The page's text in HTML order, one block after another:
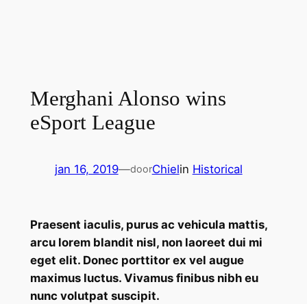
Merghani Alonso wins
eSport League
jan 16, 2019—doorChielin Historical
Praesent iaculis, purus ac vehicula mattis,
arcu lorem blandit nisl, non laoreet dui mi
eget elit. Donec porttitor ex vel augue
maximus luctus. Vivamus finibus nibh eu
nunc volutpat suscipit.